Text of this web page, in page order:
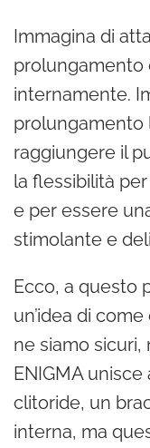
Immagina di
prolungamento
internamente.
prolungamento
raggiungere il
la flessibilità
e per essere
stimolante e
Ecco, a questo
un’idea di
ne siamo sicuri,
ENIGMA unisce
clitoride, un
interna, ma